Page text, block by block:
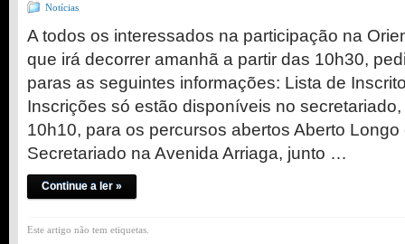
Notícias
A todos os interessados na participação na
que irá decorrer amanhã a partir das 10h30,
paras as seguintes informações: Lista de
Inscrições só estão disponíveis no
10h10, para os percursos abertos Aberto Longo
Secretariado na Avenida Arriaga, junto …
Continue a ler »
Este artigo não tem etiquetas.